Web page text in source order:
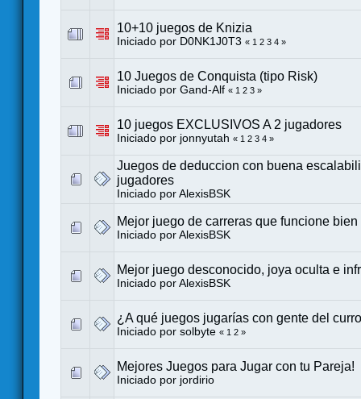
10+10 juegos de Knizia
Iniciado por D0NK1J0T3 « 1 2 3 4 »
10 Juegos de Conquista (tipo Risk)
Iniciado por Gand-Alf « 1 2 3 »
10 juegos EXCLUSIVOS A 2 jugadores
Iniciado por jonnyutah « 1 2 3 4 »
Juegos de deduccion con buena
jugadores
Iniciado por AlexisBSK
Mejor juego de carreras que funcione
Iniciado por AlexisBSK
Mejor juego desconocido, joya oculta e
Iniciado por AlexisBSK
¿A qué juegos jugarías con gente del
Iniciado por solbyte « 1 2 »
Mejores Juegos para Jugar con tu Pareja!
Iniciado por jordirio